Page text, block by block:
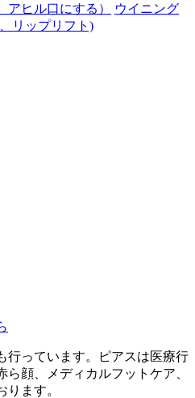
アヒル口にする）
ウイニング
リップリフト)
行っています。ピアスは医療行
顔、メディカルフットケア、
ります。